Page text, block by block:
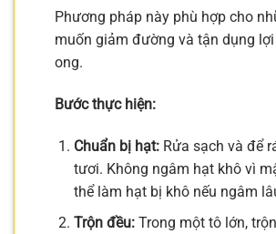
Phương pháp này phù hợp cho
muốn giảm đường và tận dụng
ong.
Bước thực hiện:
Chuẩn bị hạt:Rửa sạch và để
tươi. Không ngâm hạt khô vì
thể làm hạt bị khô nếu ngâm
Trộn đều:Trong một tô lớn,